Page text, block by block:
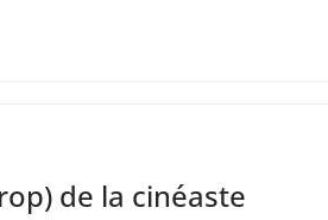
de la cinéaste